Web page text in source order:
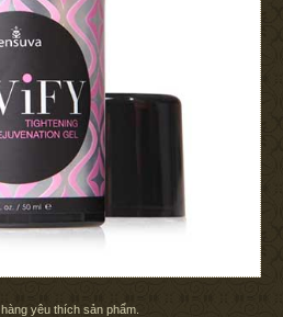
yêu thích sản phẩm.